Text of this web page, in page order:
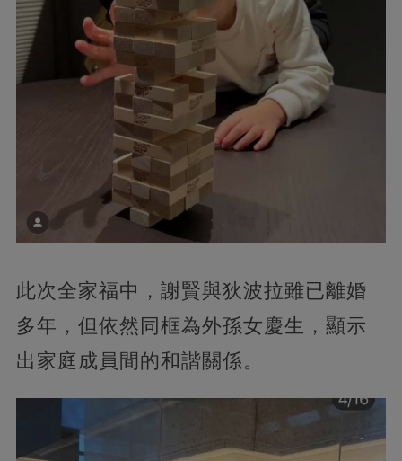
此次全家福中，謝賢與狄波拉雖已離婚
多年，但依然同框為外孫女慶生，顯示
出家庭成員間的和諧關係。